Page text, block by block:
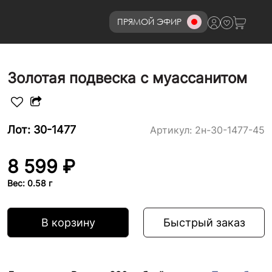
ПРЯМОЙ ЭФИР8 (800)777-72-69
Золотая подвеска с муассанитом
Лот: 30-1477 Артикул: 2н-30-1477-45
8 599 ₽
Вес: 0.58 г
В корзину Быстрый заказ